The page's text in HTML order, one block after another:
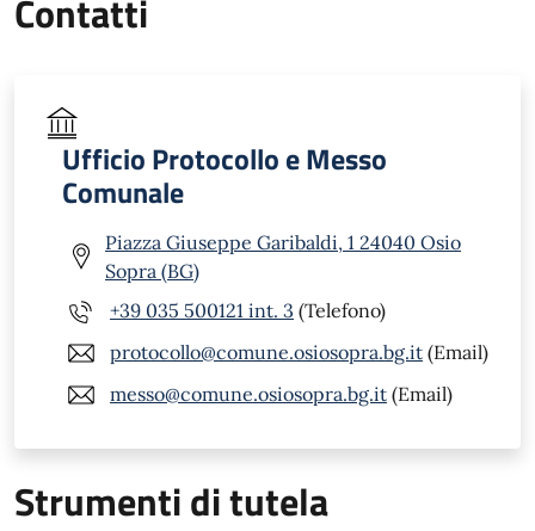
Contatti
Ufficio Protocollo e Messo
Comunale
Piazza Giuseppe Garibaldi, 1 24040 Osio
Sopra (BG)
+39 035 500121 int. 3 (Telefono)
protocollo@comune.osiosopra.bg.it (Email)
messo@comune.osiosopra.bg.it (Email)
Strumenti di tutela